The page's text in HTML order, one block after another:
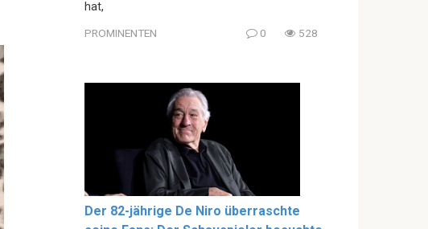
hat,
PROMINENTEN 0 528
Der 82-jährige De Niro überraschte